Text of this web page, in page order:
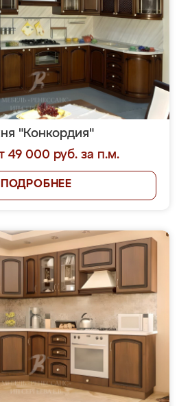
"Конкордия"
49 000 руб. за п.м.
ПОДРОБНЕЕ